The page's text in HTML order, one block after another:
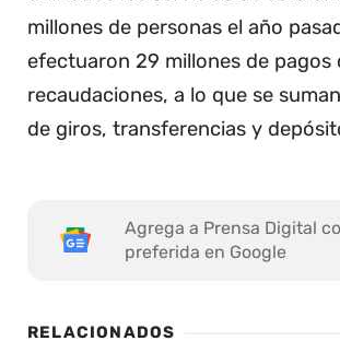
millones de personas el año
efectuaron 29 millones de pagos
recaudaciones, a lo que se
de giros, transferencias y
Agrega a Prensa Digital
preferida en Google
RELACIONADOS